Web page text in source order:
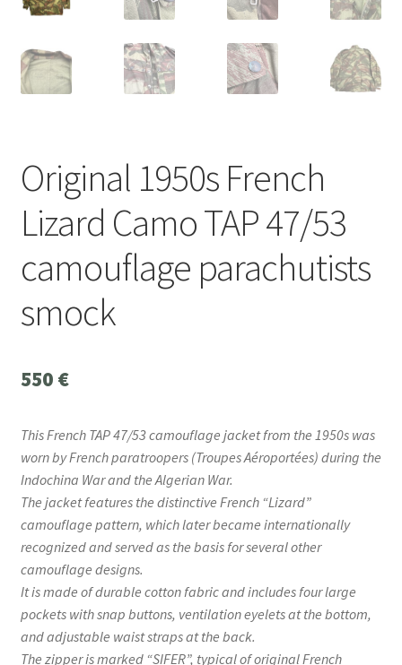
Original 1950s French
Lizard Camo TAP 47/53
camouflage parachutists
smock
550 €
This French TAP 47/53 camouflage jacket from the 1950s was
worn by French paratroopers (Troupes Aéroportées) during the
Indochina War and the Algerian War.
The jacket features the distinctive French “Lizard”
camouflage pattern, which later became internationally
recognized and served as the basis for several other
camouflage designs.
It is made of durable cotton fabric and includes four large
pockets with snap buttons, ventilation eyelets at the bottom,
and adjustable waist straps at the back.
The zipper is marked “SIFER”, typical of original French